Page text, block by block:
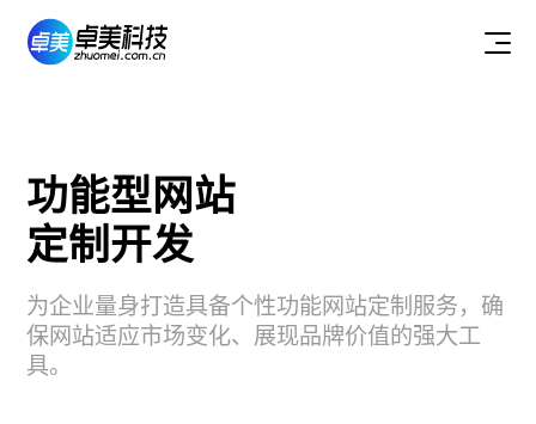
功能型网站
定制开发
为企业量身打造具备个性功能网站定制服务，确
保网站适应市场变化、展现品牌价值的强大工
具。